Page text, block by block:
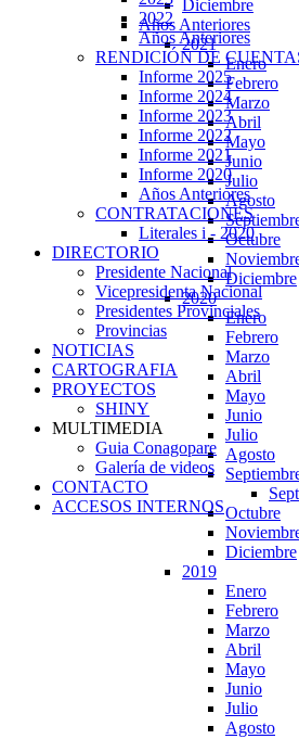
Diciembre
Años Anteriores
2021
Enero
Febrero
Marzo
Abril
Mayo
Junio
Julio
Agosto
Octubre
Diciembre
2020
Enero
Febrero
Marzo
Abril
Mayo
Junio
Julio
Agosto
Octubre
Diciembre
2019
Enero
Febrero
Marzo
Abril
Mayo
Junio
Julio
Agosto
2022
Años Anteriores
RENDICIÓN DE
Informe 2025
Informe 2024
Informe 2023
Informe 2022
Informe 2021
Informe 2020
Años Anteriores
CONTRATACIONES
Literales i - 2020
DIRECTORIO
Presidente Nacional
Vicepresidenta Nacional
Presidentes Provinciales
Provincias
NOTICIAS
CARTOGRAFIA
PROYECTOS
SHINY
MULTIMEDIA
Guia Conagopare
Galería de videos
CONTACTO
ACCESOS INTERNOS